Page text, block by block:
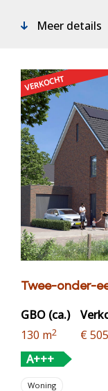
Meer details
VERKOCHT
Twee-onder-
GBO (ca.)
130 m2
€
A+++
Woning